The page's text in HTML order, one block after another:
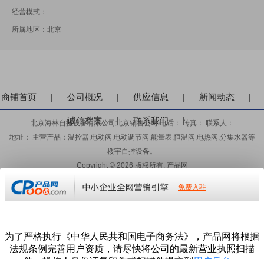
经营模式：
所属地区：北京
商铺首页 | 公司概况 | 供应信息 | 新闻动态 |
诚信档案 | 联系我们 |
北京海林自控设备有限公司北京销售公司 电话： 传真： 联系人：
地址： 主营产品：温控器,电动阀,电动调节阀,能量表,恒温阀,电热阀,分集水器等
楼宇自控设备。
Copyright © 2026 版权所有: 产品网
免责声明：以上所展示的信息由企业自行提供，内容的真实性、准确性和合法性
由发布企业负责。产品网对此不承担任何保证责任。